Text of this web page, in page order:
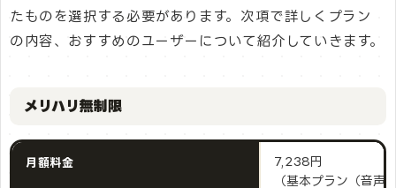
たものを選択する必要があります。次項で詳しくプラン
の内容、おすすめのユーザーについて紹介していきます。
メリハリ無制限
月額料金
7,238円
（基本プラン（音声